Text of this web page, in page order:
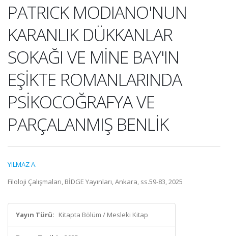
PATRICK MODIANO'NUN
KARANLIK DÜKKANLAR
SOKAĞI VE MİNE BAY'IN
EŞİKTE ROMANLARINDA
PSİKOCOĞRAFYA VE
PARÇALANMIŞ BENLİK
YILMAZ A.
Filoloji Çalışmaları, BİDGE Yayınları, Ankara, ss.59-83, 2025
Yayın Türü: Kitapta Bölüm / Mesleki Kitap